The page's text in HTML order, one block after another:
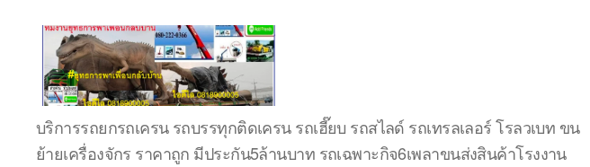
บริษัท
รถ
บรรทุก
บริการรถยกรถเครน รถบรรทุกติดเครน รถเฮี๊ยบ รถสไลด์ รถเทรลเลอร์ โรลวเบท ขน
ย้ายเครื่องจักร ราคาถูก มีประกัน5ล้านบาท รถเฉพาะกิจ6เพลาขนส่งสินค้าโรงงาน